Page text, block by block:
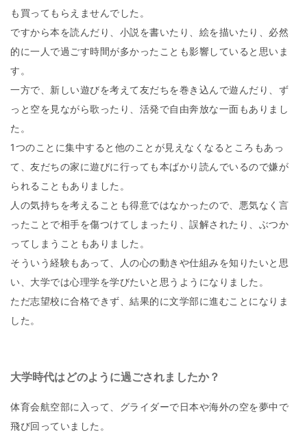
も買ってもらえませんでした。
ですから本を読んだり、小説を書いたり、絵を描いたり、必然
的に一人で過ごす時間が多かったことも影響していると思いま
す。
一方で、新しい遊びを考えて友だちを巻き込んで遊んだり、ず
っと空を見ながら歌ったり、活発で自由奔放な一面もありまし
た。
1つのことに集中すると他のことが見えなくなるところもあっ
て、友だちの家に遊びに行っても本ばかり読んでいるので嫌が
られることもありました。
人の気持ちを考えることも得意ではなかったので、悪気なく言
ったことで相手を傷つけてしまったり、誤解されたり、ぶつか
ってしまうこともありました。
そういう経験もあって、人の心の動きや仕組みを知りたいと思
い、大学では心理学を学びたいと思うようになりました。
ただ志望校に合格できず、結果的に文学部に進むことになりま
した。
大学時代はどのように過ごされましたか？
体育会航空部に入って、グライダーで日本や海外の空を夢中で
飛び回っていました。